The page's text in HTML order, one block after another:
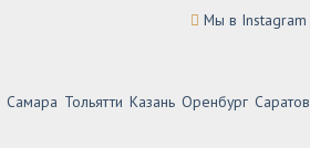
Мы в Instagram
Самара Тольятти Казань Оренбург Саратов